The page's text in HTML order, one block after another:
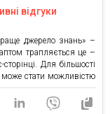
відгуки
джерело знань» –
трапляється це –
Для більшості
може стати можливістю
відгуки, щоб публічно
[…]